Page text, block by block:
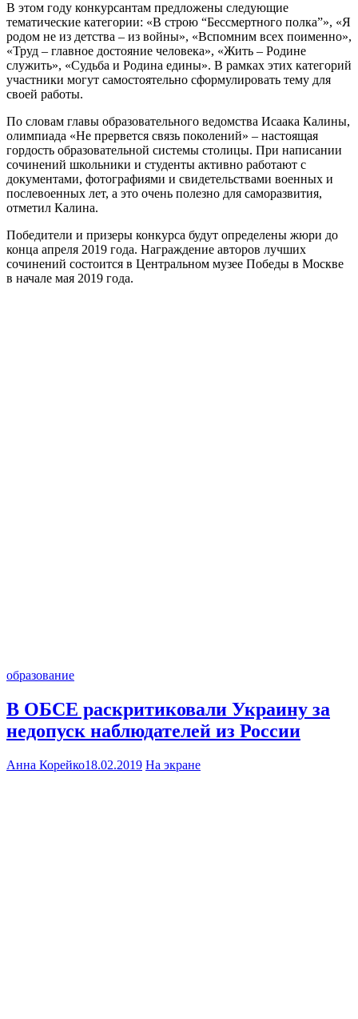
В этом году конкурсантам предложены следующие
тематические категории: «В строю “Бессмертного полка”», «Я
родом не из детства – из войны», «Вспомним всех поименно»,
«Труд – главное достояние человека», «Жить – Родине
служить», «Судьба и Родина едины». В рамках этих категорий
участники могут самостоятельно сформулировать тему для
своей работы.
По словам главы образовательного ведомства Исаака Калины,
олимпиада «Не прервется связь поколений» – настоящая
гордость образовательной системы столицы. При написании
сочинений школьники и студенты активно работают с
документами, фотографиями и свидетельствами военных и
послевоенных лет, а это очень полезно для саморазвития,
отметил Калина.
Победители и призеры конкурса будут определены жюри до
конца апреля 2019 года. Награждение авторов лучших
сочинений состоится в Центральном музее Победы в Москве
в начале мая 2019 года.
образование
В ОБСЕ раскритиковали Украину за
недопуск наблюдателей из России
Анна Корейко18.02.2019 На экране